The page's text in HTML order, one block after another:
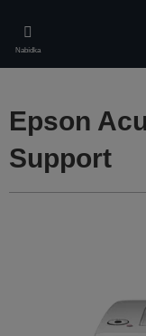
main
content
Nabídka
Epson
Support